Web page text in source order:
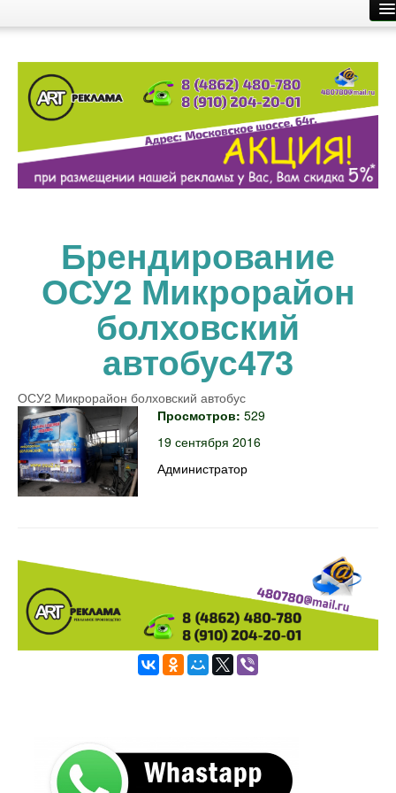
Размещение рекламы
О компании Контакты
Брендирование
ОСУ2 Микрорайон
болховский
автобус473
ОСУ2 Микрорайон болховский автобус
Просмотров: 529
19 сентября 2016
Администратор